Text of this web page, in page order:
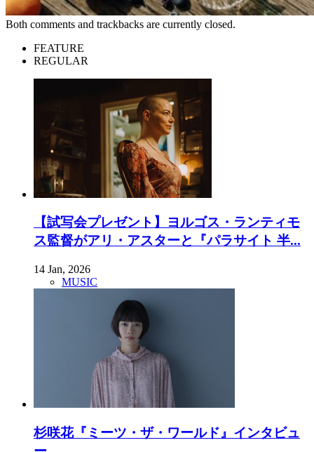
Both comments and trackbacks are currently closed.
FEATURE
REGULAR
【試写会プレゼント】ヨルゴス・ランティモ
ス監督がアリ・アスターと『パラサイト 半...
14 Jan, 2026
MUSIC
杉咲花『ミーツ・ザ・ワールド』インタビュ